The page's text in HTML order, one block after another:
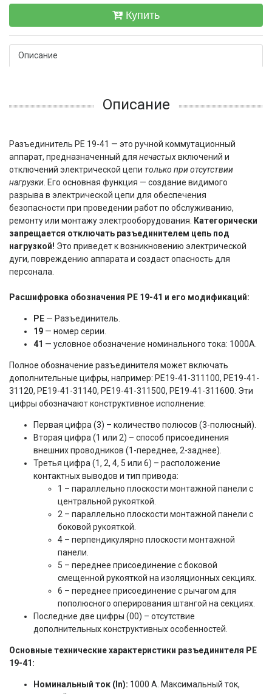
Купить
Описание
Описание
Разъединитель РЕ 19-41 — это ручной коммутационный
аппарат, предназначенный для нечастыхвключений и
отключений электрической цепи только при отсутствии
нагрузки . Его основная функция — создание видимого
разрыва в электрической цепи для обеспечения
безопасности при проведении работ по обслуживанию,
ремонту или монтажу электрооборудования.
Категорически
запрещается отключать разъединителем цепь под
нагрузкой! Это приведет к возникновению электрической
дуги, повреждению аппарата и создаст опасность для
персонала.
Расшифровка обозначения РЕ 19-41 и его модификаций:
РЕ — Разъединитель.
19 — номер серии.
41 — условное обозначение номинального тока: 1000А.
Полное обозначение разъединителя может включать
дополнительные цифры, например: РЕ19-41-311100, РЕ19-41-
31120, РЕ19-41-31140, РЕ19-41-311500, РЕ19-41-311600. Эти
цифры обозначают конструктивное исполнение:
Первая цифра (3) – количество полюсов (3-полюсный).
Вторая цифра (1 или 2) – способ присоединения
внешних проводников (1-переднее, 2-заднее).
Третья цифра (1, 2, 4, 5 или 6) – расположение
контактных выводов и тип привода:
1 – параллельно плоскости монтажной панели с
центральной рукояткой.
2 – параллельно плоскости монтажной панели с
боковой рукояткой.
4 – перпендикулярно плоскости монтажной
панели.
5 – переднее присоединение с боковой
смещенной рукояткой на изоляционных секциях.
6 – переднее присоединение с рычагом для
пополюсного оперирования штангой на секциях.
Последние две цифры (00) – отсутствие
дополнительных конструктивных особенностей.
Основные технические характеристики разъединителя РЕ
19-41:
Номинальный ток (In): 1000 А. Максимальный ток,